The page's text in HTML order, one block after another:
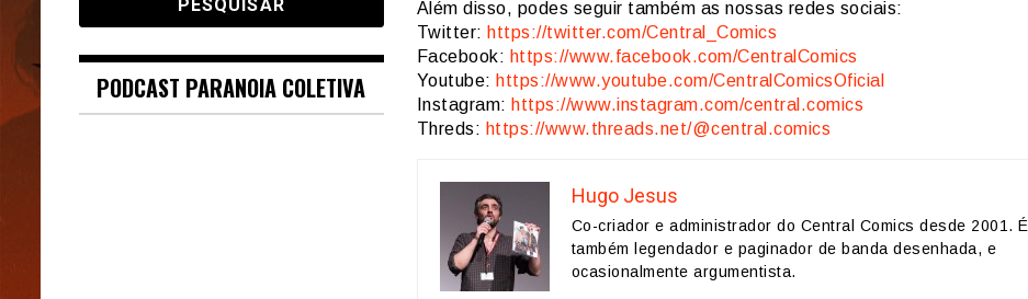
Além disso, podes seguir também as nossas redes sociais:
Twitter: https://twitter.com/Central_Comics
Facebook: https://www.facebook.com/CentralComics
Youtube: https://www.youtube.com/CentralComicsOficial
Instagram: https://www.instagram.com/central.comics
Threds: https://www.threads.net/@central.comics
Hugo Jesus
Co-criador e administrador do Central Comics desde 2001. É
também legendador e paginador de banda desenhada, e
ocasionalmente argumentista.
PODCAST PARANOIA COLETIVA